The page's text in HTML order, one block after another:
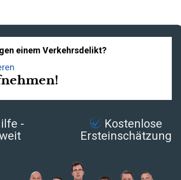
einem Verkehrsdelikt?
-
Kostenlose
Ersteinschätzung